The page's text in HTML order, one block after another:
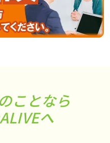
ことなら
へ